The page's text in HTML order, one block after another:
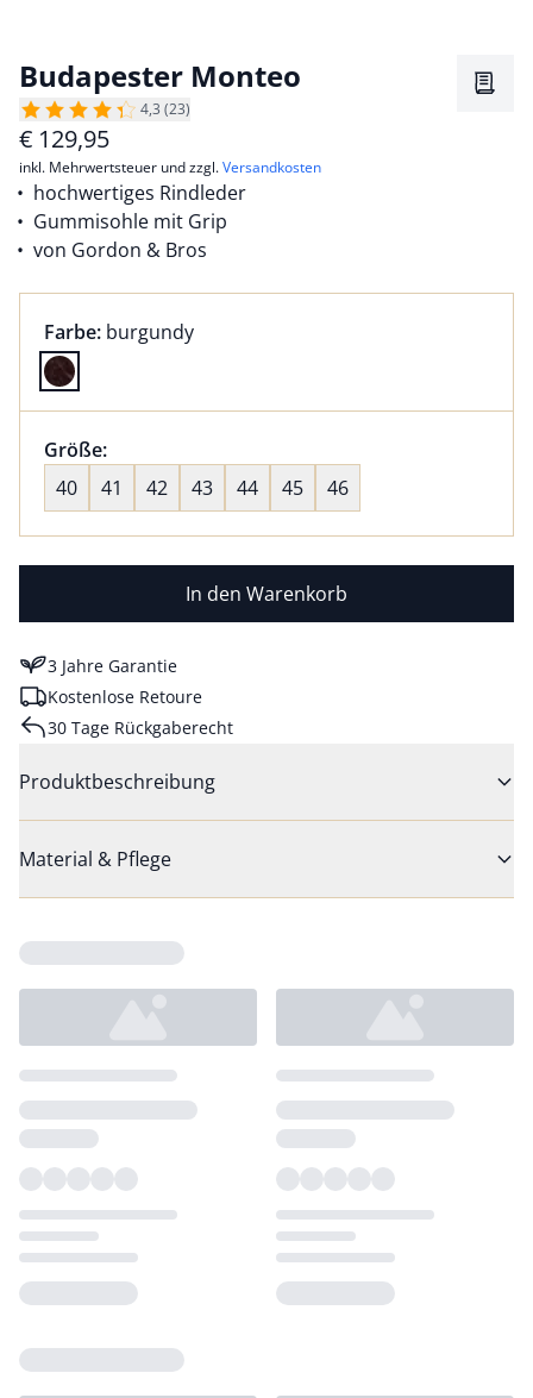
Budapester Monteo
4,3 (23)
€ 129,95
inkl. Mehrwertsteuer und zzgl.Versandkosten
hochwertiges Rindleder
Gummisohle mit Grip
von Gordon & Bros
Farbauswahl:
Farbe: aktuell ausgewählt:
burgundy
Farbe burgundy ausgewählt
Größenauswahl:
Größe:nichts ausgewählt
40
41 42 43 44 45 46
In den Warenkorb
3 Jahre Garantie
Kostenlose Retoure
30 Tage Rückgaberecht
Produktbeschreibung
Material & Pflege